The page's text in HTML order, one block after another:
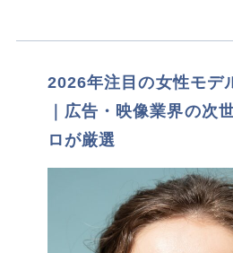
2026年注目の女性モデ
｜広告・映像業界の次
ロが厳選